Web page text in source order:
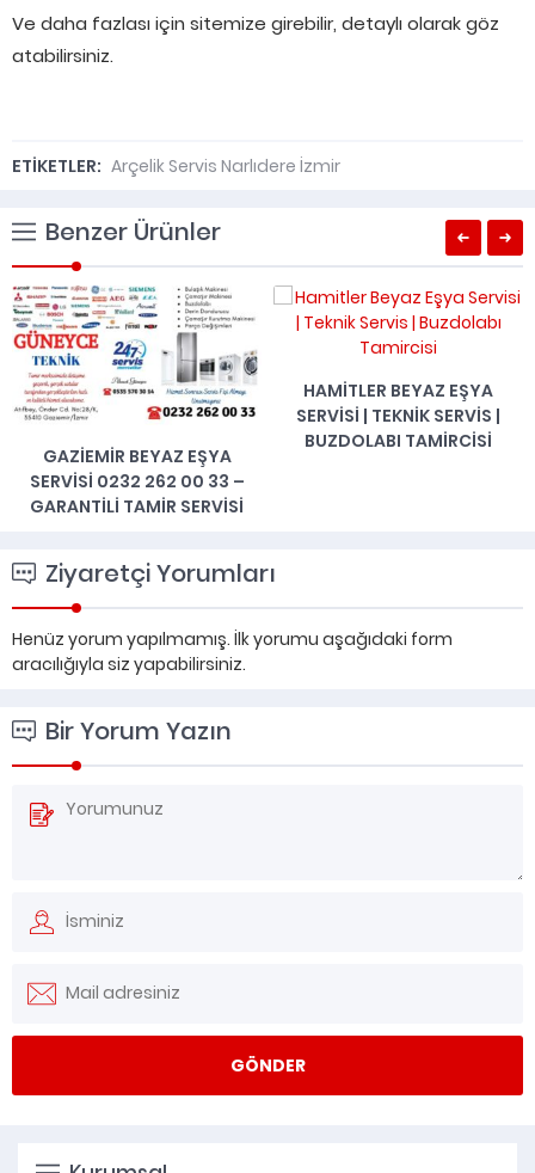
Ve daha fazlası için sitemize girebilir, detaylı olarak göz
atabilirsiniz.
ETİKETLER: Arçelik Servis Narlıdere İzmir
Benzer Ürünler
GAZIEMIR BEYAZ EŞYA
SERVISI 0232 262 00 33 –
GARANTILI TAMIR SERVISI
HAMITLER BEYAZ EŞYA
SERVISI | TEKNIK SERVIS |
BUZDOLABI TAMIRCISI
Ziyaretçi Yorumları
Henüz yorum yapılmamış. İlk yorumu aşağıdaki form
aracılığıyla siz yapabilirsiniz.
Bir Yorum Yazın